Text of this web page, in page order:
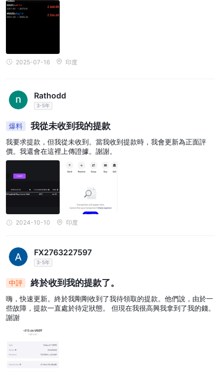
紀商的產品而有所不同，並且可能會隨著時間而變化。交易者應檢查
Loyalty Liquidity的網站或聯絡他們的客戶支援以獲取有關可用交易
帳戶類型
者而設計。此帳戶類型的最低交易量為 0.01 手，起始點差低至 0.1
點，非常適合黃牛和日內交易者。它提供閃電執行並允許對沖和倒賣
桿，而 100% 的追加保證金水準和 70% 的止損水準有助於管理風
險。此帳戶的交易收取最低佣金。
經典帳戶：
經典帳戶適合尋求更直接且更具成本效益的交易體驗的交易者。它提
供的最低交易量為 0.01 手，點差從 1 點起，適合所有級別的交易
者。此帳戶類型無隔夜利息，提供高達 1:500 的槓桿。憑藉 100%
的追加保證金水平和 70% 的止損水平，交易者無需支付佣金即可擁
有管理風險的緩衝。
它提供的最低交易量為 0.01 手，點差從 1.5 點起。與經典帳戶類
似，它是免隔夜利息的，並提供高達 1:500 的槓桿。追加保證金水
準為 100%，止損水準為 70%，交易者可維持對風險敞口的控制。
優質帳戶：
Prime 帳戶專為希望在低點差和有競爭力的佣金之間取得平衡的交易
者量身定制。其最低成交量為 0.01 手，點差從 2 點起。此帳戶類型
70% 的停損水準有助於交易者管理風險。優質帳戶持有人為交易支
付最低佣金，適合想要更窄點差同時控製成本的人。
2025-07-16 印度
Rathodd
3-5年
爆料 我從未收到我的提款
我要求提款，但我從未收到。當我收到提款時，我會更新為正面評
價。我還會在這裡上傳證據。謝謝。
2024-10-10 印度
FX2763227597
3-5年
中評 終於收到我的提款了。
嗨，快速更新。終於我剛剛收到了我待領取的提款。他們說，由於一
些故障，提款一直處於待定狀態。 但現在我很高興我拿到了我的錢。
謝謝